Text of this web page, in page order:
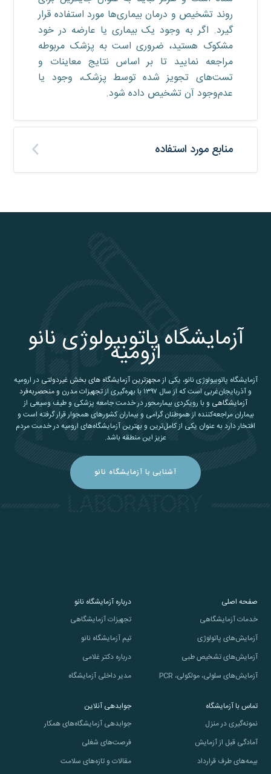
روند تشخیص و درمان بیماری‌ها مورد استفاده قرار
گیرد. اگر به وجود یک بیماری یا عارضه در خود
مشکوک هستید، ضروری است به پزشک مربوطه
مراجعه نمایید تا بر اساس نتایج معاینات و
تست‌های تجویز شده توسط پزشک، وجود یا
عدم‌وجود آن تشخیص داده شود.
منابع مورد استفاده
آزمایشگاه پاتوبیولوژی نانو
ارومیه
آزمایشگاه پاتوبیولوژی نانو، یکی ازمجهزترین آزمایشگاه های بخش غیردولتی در ارومیه
و آذربایجان‌غربی است که از سال ۱۳۹۷ با بهره‌گیری از
تجهیزات مدرن و منحصربه‌فرد
آزمایشگاهی و با رویکردی بیمارمحور در خدمت جامعه پزشکی و طیف وسیعی از
بیماران مراجعه‌کننده از هموطنان گرامی و بیماران کشورهای همجوار قرار گرفته است و
افتخار دارد به عنوان یکی از کامل‌ترین و بهترین آزمایشگاه‌های ارومیه در خدمت مردم
عزیز این منطقه باشد.
آشنایی با آزمایشگاه نانو
صفحه اصلی
خدمات آزمایشگاهی
آزمایش‌های پاتولوژی
آزمایش‌های تشخیص طبی
آزمایش‌های سلولی، مولکولی، PCR
درباره آزمایشگاه نانو
تجهیزات آزمایشگاهی
تیم آزمایشگاه نانو
درباره دکتر غلامی
مدیر داخلی آزمایشگاه
تماس با آزمایشگاه
نمونه‌گیری در منزل
آمادگی قبل از آزمایش
بیمه‌های طرف قرارداد
جوابدهی آنلاین
جوابدهی آزمایشگاه‌های همکار
فرصت‌های شغلی
مقالات و تازه‌های سلامت